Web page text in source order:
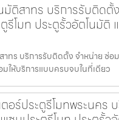
มัติสาทร บริการรับติดตั้
รีโมท ประตูรั้วอัตโนมัติ
าทร บริการรับติดตั้ง จำหน่าย ซ่อ
ให้บริการแบบครบจบในที่เดียว
อร์ประตูรีโมทพระนคร